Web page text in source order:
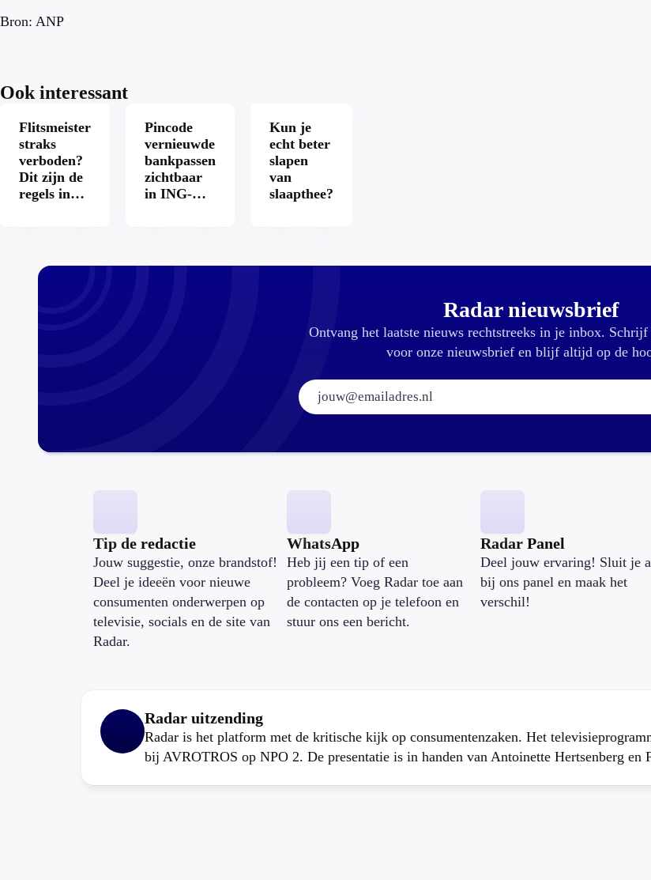
Bron: ANP
Ook interessant
Flitsmeister
straks
verboden?
Dit zijn de
regels in
Pincode
vernieuwde
bankpassen
zichtbaar
in ING-
Kun je
echt beter
slapen
van
slaapthee?
Radar nieuwsbrief
Ontvang het laatste nieuws rechtstreeks in je inbox.
voor onze nieuwsbrief en blijf altijd op de
E-mailadres:
Tip de redactie
Jouw suggestie, onze brandstof!
Deel je ideeën voor nieuwe
consumenten onderwerpen op
televisie, socials en de site van
Radar.
WhatsApp
Heb jij een tip of een
probleem? Voeg Radar toe aan
de contacten op je telefoon en
stuur ons een bericht.
Radar Panel
Deel jouw ervaring! Sluit je
bij ons panel en maak het
verschil!
Radar uitzending
Radar is het platform met de kritische kijk op consumentenzaken. Het
bij AVROTROS op NPO 2. De presentatie is in handen van Antoinette Hertsenberg en